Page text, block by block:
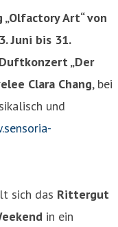
Art“ von
Juni bis 31.
Duftkonzert „Der
Clara Chang, bei
und
sich das Rittergut
in ein